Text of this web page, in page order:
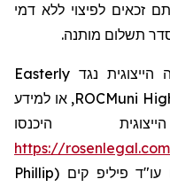
זכאים לפיצוי ללא דמי
תשלום מותנה.
נגד Easterly
ROCMuni, או למידע
היכנסו
https://
פיליפ קים (Phillip